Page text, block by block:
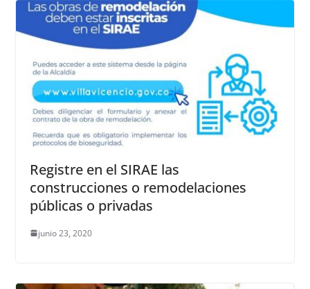
Registre en el SIRAE las
construcciones o remodelaciones
públicas o privadas
junio 23, 2020